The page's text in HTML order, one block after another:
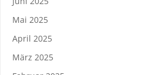
Mai 2025
April 2025
März 2025